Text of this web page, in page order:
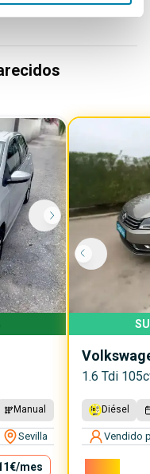
Manual
Sevilla
/mes
1.6 Tdi
Diésel
Vendido